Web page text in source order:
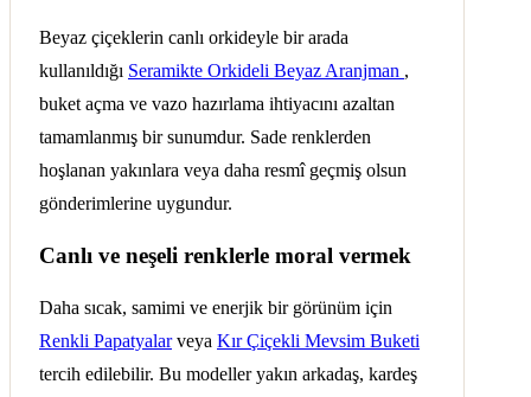
Beyaz çiçeklerin canlı orkideyle bir arada
kullanıldığı Seramikte Orkideli Beyaz Aranjman ,
buket açma ve vazo hazırlama ihtiyacını azaltan
tamamlanmış bir sunumdur. Sade renklerden
hoşlanan yakınlara veya daha resmî geçmiş olsun
gönderimlerine uygundur.
Canlı ve neşeli renklerle moral vermek
Daha sıcak, samimi ve enerjik bir görünüm için
Renkli Papatyalarveya Kır Çiçekli Mevsim Buketi
tercih edilebilir. Bu modeller yakın arkadaş, kardeş